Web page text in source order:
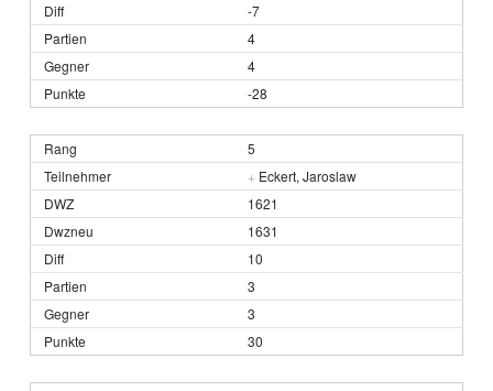
-7
4
4
-28
5
+ Eckert, Jaroslaw
1621
1631
10
3
3
30